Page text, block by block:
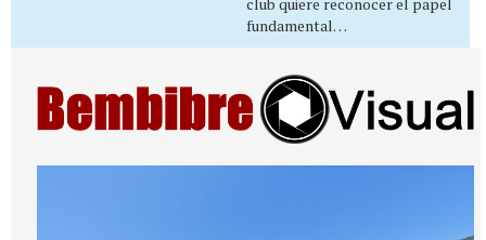
club quiere reconocer el papel
fundamental…